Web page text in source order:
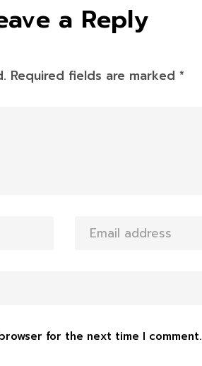
a Reply
Required fields are marked *
for the next time I comment.